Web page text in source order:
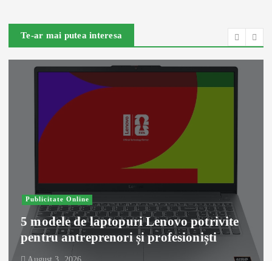
Te-ar mai putea interesa
Publicitate Online
5 modele de laptopuri Lenovo potrivite
pentru antreprenori și profesioniști